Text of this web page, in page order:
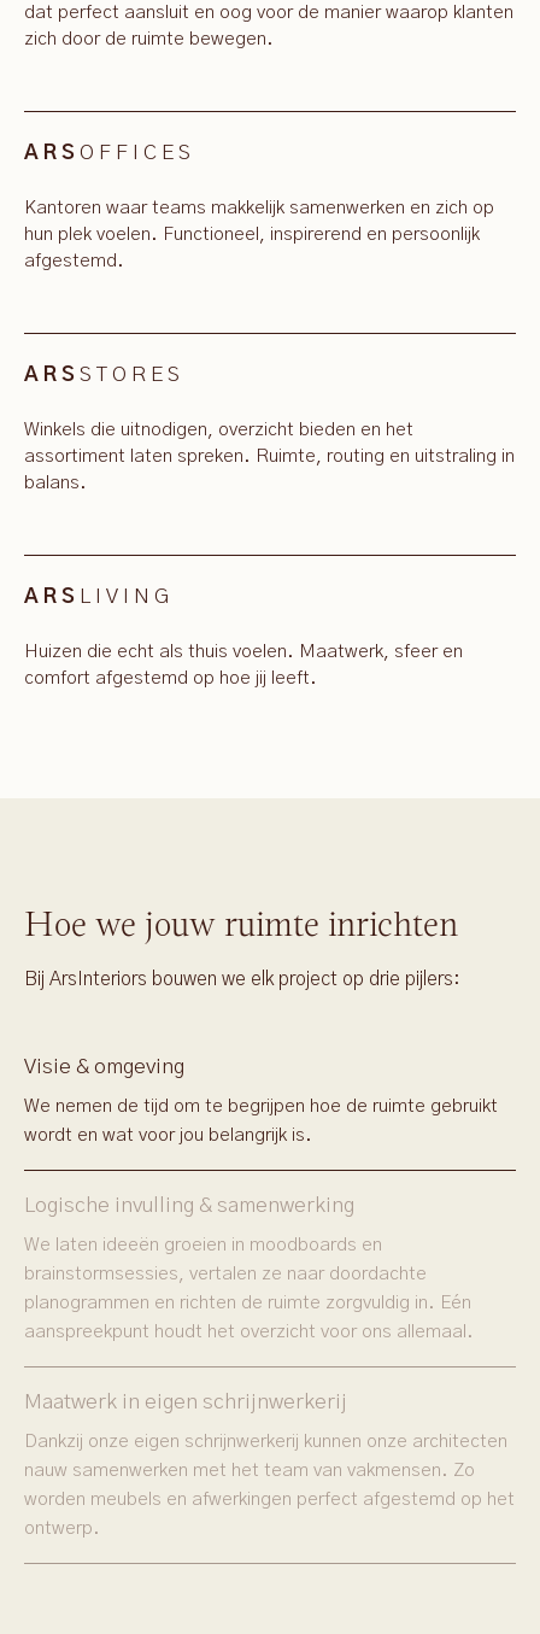
dat perfect aansluit en oog voor de manier waarop klanten
zich door de ruimte bewegen.
ARS OFFICES
Kantoren waar teams makkelijk samenwerken en zich op
hun plek voelen. Functioneel, inspirerend en persoonlijk
afgestemd.
ARS STORES
Winkels die uitnodigen, overzicht bieden en het
assortiment laten spreken. Ruimte, routing en uitstraling in
balans.
ARS LIVING
Huizen die echt als thuis voelen. Maatwerk, sfeer en
comfort afgestemd op hoe jij leeft.
Hoe we jouw ruimte inrichten
Bij ArsInteriors bouwen we elk project op drie pijlers:
Visie & omgeving
We nemen de tijd om te begrijpen hoe de ruimte gebruikt
wordt en wat voor jou belangrijk is.
Logische invulling & samenwerking
We laten ideeën groeien in moodboards en
brainstormsessies, vertalen ze naar doordachte
planogrammen en richten de ruimte zorgvuldig in. Eén
aanspreekpunt houdt het overzicht voor ons allemaal.
Maatwerk in eigen schrijnwerkerij
Dankzij onze eigen schrijnwerkerij kunnen onze architecten
nauw samenwerken met het team van vakmensen. Zo
worden meubels en afwerkingen perfect afgestemd op het
ontwerp.